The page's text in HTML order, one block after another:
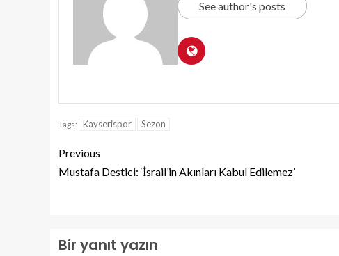
See author's posts
Tags: Kayserispor Sezon
Previous
Mustafa Destici: ‘İsrail’in Akınları Kabul Edilemez’
Bir yanıt yazın